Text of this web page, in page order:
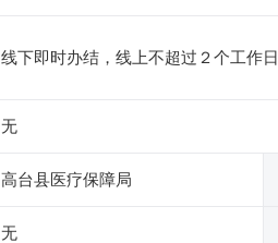
线下即时办结，线上不超过２个工作日
无
高台县医疗保障局
无